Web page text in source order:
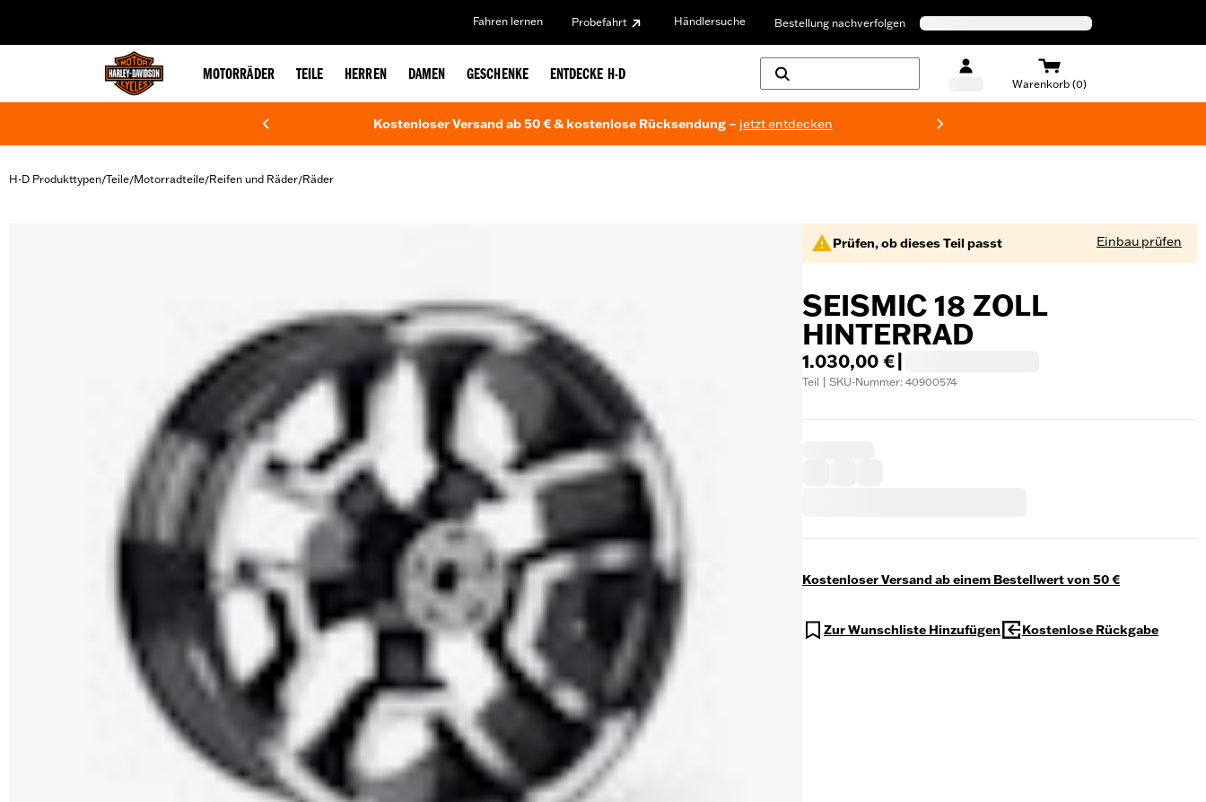
Fahren lernen Probefahrt Händlersuche Bestellung nachverfolgen
MOTORRÄDER TEILE HERREN DAMEN GESCHENKE ENTDECKE H-D
Warenkorb (0)
Kostenloser Versand ab 50 € & kostenlose Rücksendung – jetzt entdecken
H-D Produkttypen/Teile/Motorradteile/Reifen und Räder/Räder
Prüfen, ob dieses Teil passt Einbau prüfen
SEISMIC 18 ZOLL
HINTERRAD
1.030,00 €
Teil | SKU-Nummer: 40900574
Kostenloser Versand ab einem Bestellwert von 50 €
Zur Wunschliste Hinzufügen Kostenlose Rückgabe